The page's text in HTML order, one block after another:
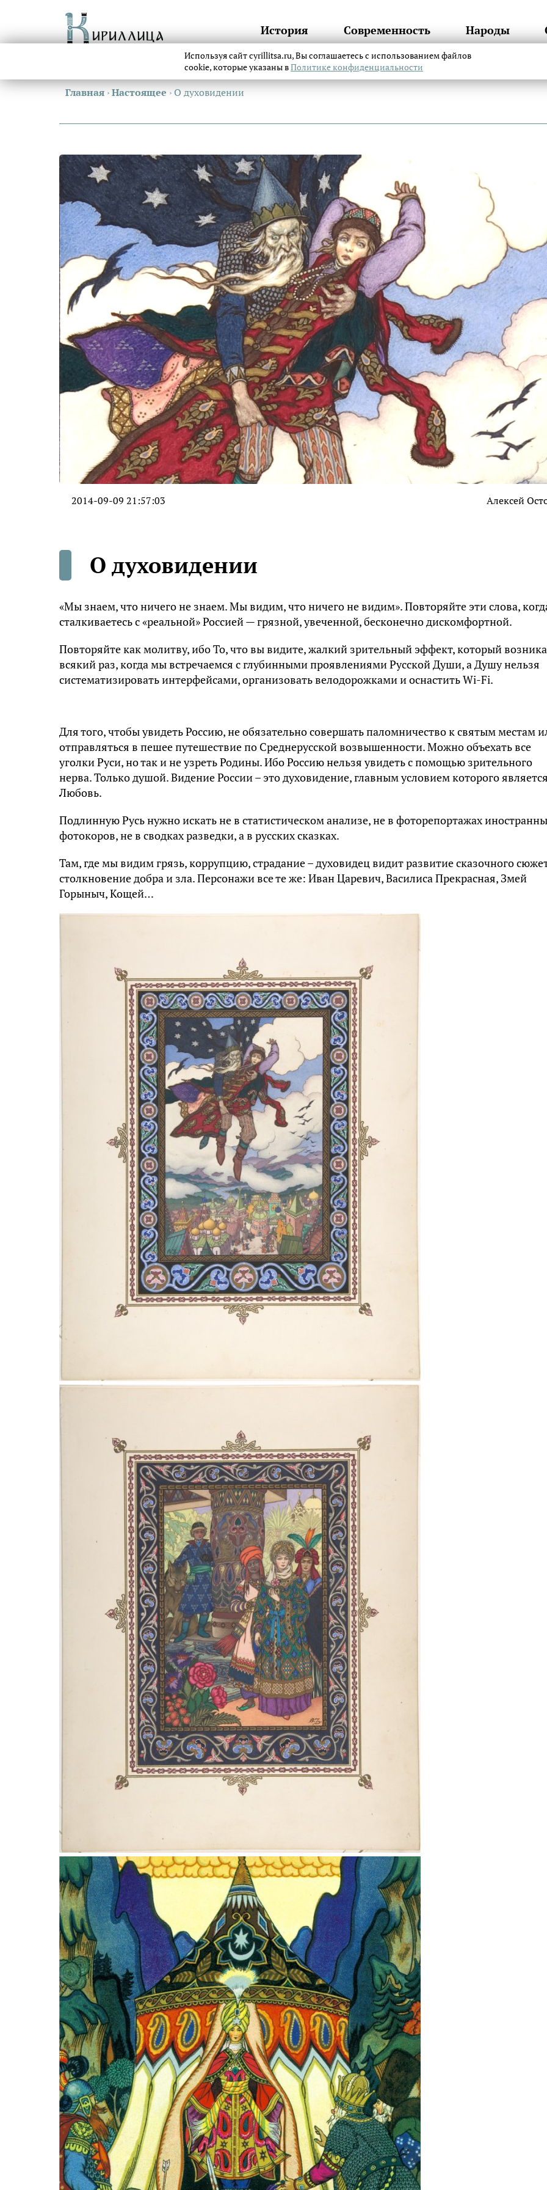
История Современность Народы
Главная ›Настоящее ›О духовидении
2014-09-09 21:57:03 Алексей
О духовидении
«Мы знаем, что ничего не знаем. Мы видим, что ничего не видим». Повторяйте эти слова,
сталкиваетесь с «реальной» Россией — грязной, увеченной, бесконечно дискомфортной.
Повторяйте как молитву, ибо То, что вы видите, жалкий зрительный эффект, который
всякий раз, когда мы встречаемся с глубинными проявлениями Русской Души, а Душу нельзя
систематизировать интерфейсами, организовать велодорожками и оснастить Wi-Fi.
Для того, чтобы увидеть Россию, не обязательно совершать паломничество к святым местам
отправляться в пешее путешествие по Среднерусской возвышенности. Можно объехать все
уголки Руси, но так и не узреть Родины. Ибо Россию нельзя увидеть с помощью зрительного
нерва. Только душой. Видение России – это духовидение, главным условием которого
Любовь.
Подлинную Русь нужно искать не в статистическом анализе, не в фоторепортажах
фотокоров, не в сводках разведки, а в русских сказках.
Там, где мы видим грязь, коррупцию, страдание – духовидец видит развитие сказочного
столкновение добра и зла. Персонажи все те же: Иван Царевич, Василиса Прекрасная, Змей
Горыныч, Кощей…
Используя сайт cyrillitsa.ru, Вы соглашаетесь с использованием файлов
cookie, которые указаны вПолитике конфиденциальности